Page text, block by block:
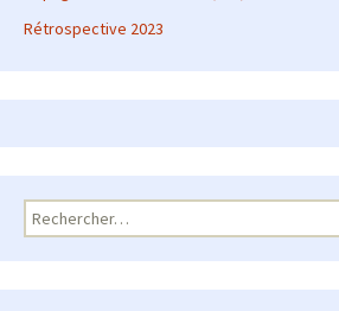
Rétrospective 2023
Rechercher :